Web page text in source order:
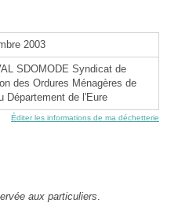
2003
SDOMODE Syndicat de
des Ordures Ménagères de
Département de l'Eure
Éditer les informations de ma déchetterie
aux particuliers